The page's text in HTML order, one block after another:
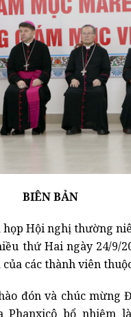
BIÊN BẢN
Hội nghị thường
thứ Hai ngày 24/9/
các thành viên
đón và chúc mừng
Phanxicô bổ nhiệm